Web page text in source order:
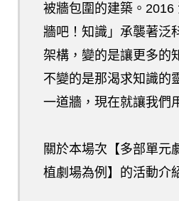
被牆包圍的建築。2016
牆吧！知識」承襲著泛
架構，變的是讓更多的
不變的是那渴求知識的
一道牆，現在就讓我們
關於本場次【多部單元
植劇場為例 】的活動介